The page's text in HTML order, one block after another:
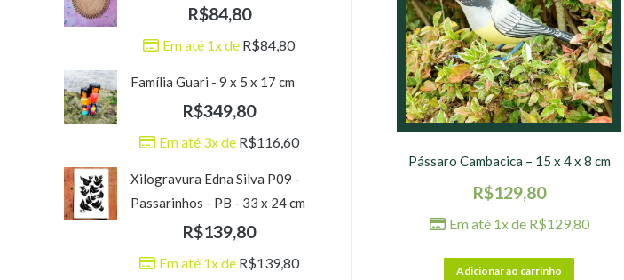
Pássaro Cambacica – 15 x 4 x 8 cm
R$129,80
Em até 1x de R$129,80
Adicionar ao carrinho
R$84,80
Em até 1x de R$84,80
Família Guari - 9 x 5 x 17 cm
R$349,80
Em até 3x de R$116,60
Xilogravura Edna Silva P09 -
Passarinhos - PB - 33 x 24 cm
R$139,80
Em até 1x de R$139,80